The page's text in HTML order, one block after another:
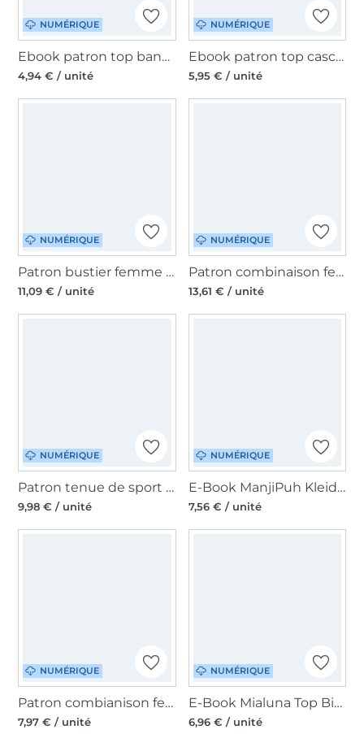
NUMÉRIQUE
Ebook patron top bandeau femme Mamili’s Mamili1910, en allemand
4,94 € / unité
NUMÉRIQUE
Ebook patron top cascade femme Esther Schnittmuster Berlin, en allemand
5,95 € / unité
NUMÉRIQUE
Patron bustier femme pdf Marilyn DongoDesign, en allemand
11,09 € / unité
NUMÉRIQUE
Patron combinaison femme pdf Sommerfreunde DongoDesign, en allemand
13,61 € / unité
NUMÉRIQUE
Patron tenue de sport femme pdf Berlinerie, en allemand
9,98 € / unité
NUMÉRIQUE
E-Book ManjiPuh Kleid/Shirt Flexy, en allemand
7,56 € / unité
NUMÉRIQUE
Patron combianison femme pdf Tropea drei eM's, en allemand
7,97 € / unité
NUMÉRIQUE
E-Book Mialuna Top Big Lady Rosalie, en allemand
6,96 € / unité